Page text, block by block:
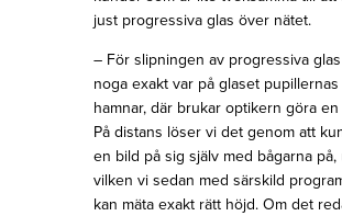
just progressiva glas över nätet.
– För slipningen av progressiva
noga exakt var på glaset
hamnar, där brukar optikern göra
På distans löser vi det genom att
en bild på sig själv med bågarna på,
vilken vi sedan med särskild
kan mäta exakt rätt höjd. Om det